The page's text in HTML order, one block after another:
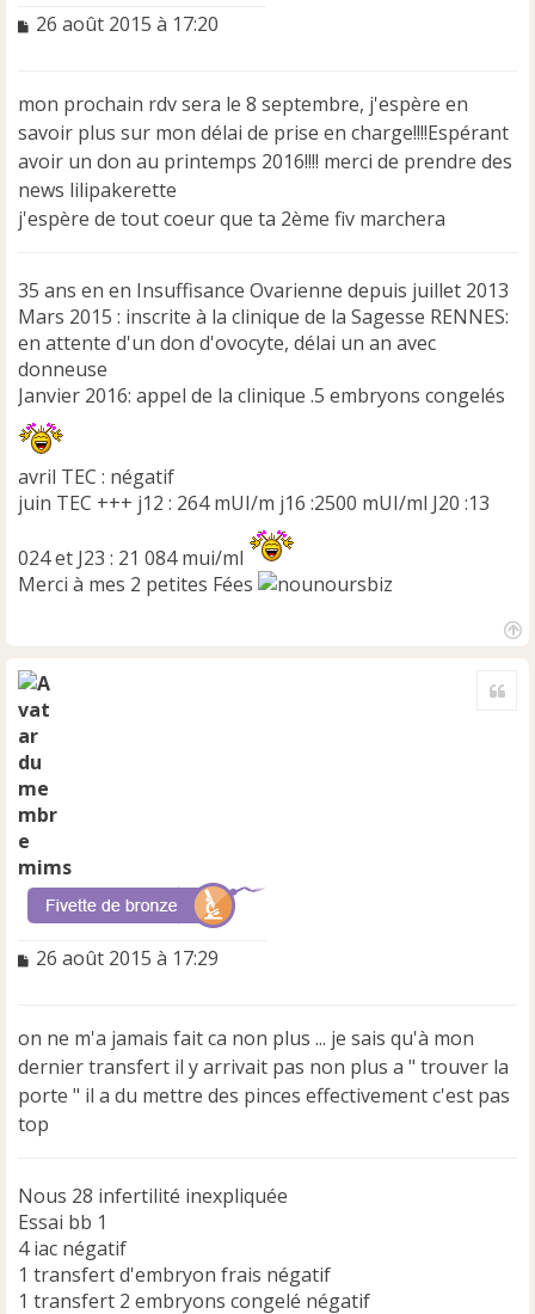
M
a
g
e
n
o
n
26 août 2015 à 17:20
mon prochain rdv sera le 8 septembre, j'espère en
savoir plus sur mon délai de prise en charge!!!!Espérant
avoir un don au printemps 2016!!!! merci de prendre des
news lilipakerette
j'espère de tout coeur que ta 2ème fiv marchera
35 ans en en Insuffisance Ovarienne depuis juillet 2013
Mars 2015 : inscrite à la clinique de la Sagesse RENNES:
en attente d'un don d'ovocyte, délai un an avec
donneuse
Janvier 2016: appel de la clinique .5 embryons congelés
avril TEC : négatif
juin TEC +++ j12 : 264 mUI/m j16 :2500 mUI/ml J20 :13
024 et J23 : 21 084 mui/ml
Merci à mes 2 petites Fées
mims
M
a
g
e
n
o
l
u
26 août 2015 à 17:29
on ne m'a jamais fait ca non plus ... je sais qu'à mon
dernier transfert il y arrivait pas non plus a " trouver la
porte " il a du mettre des pinces effectivement c'est pas
top
Nous 28 infertilité inexpliquée
Essai bb 1
4 iac négatif
1 transfert d'embryon frais négatif
1 transfert 2 embryons congelé négatif